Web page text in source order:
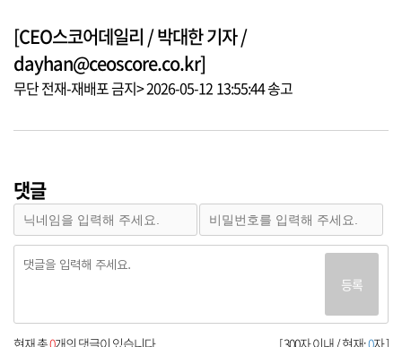
[CEO스코어데일리 / 박대한 기자 /
dayhan@ceoscore.co.kr]
무단 전재-재배포 금지> 2026-05-12 13:55:44 송고
댓글
등록
[ 300자 이내 / 현재:0자 ]
현재 총0개의 댓글이 있습니다.